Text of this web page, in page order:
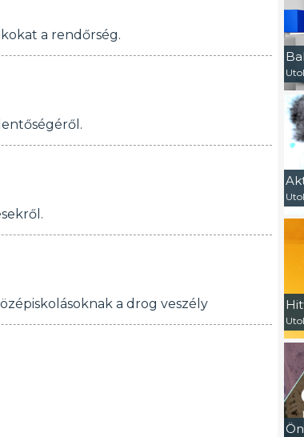
a rendőrség.
a drog veszély